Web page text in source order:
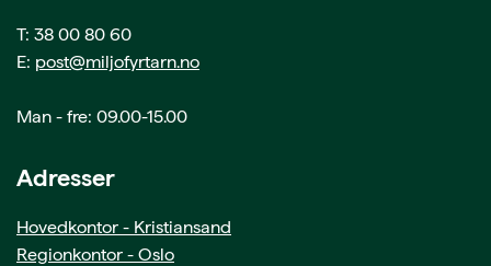
T: 38 00 80 60
E: post@miljofyrtarn.no
Man - fre: 09.00-15.00
Adresser
Hovedkontor - Kristiansand
Regionkontor - Oslo